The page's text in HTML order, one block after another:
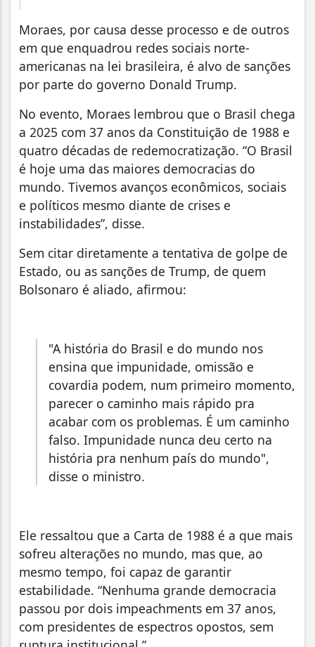
Moraes, por causa desse processo e de outros
em que enquadrou redes sociais norte-
americanas na lei brasileira, é alvo de sanções
por parte do governo Donald Trump.
No evento, Moraes lembrou que o Brasil chega
a 2025 com 37 anos da Constituição de 1988 e
quatro décadas de redemocratização. “O Brasil
é hoje uma das maiores democracias do
mundo. Tivemos avanços econômicos, sociais
e políticos mesmo diante de crises e
instabilidades”, disse.
Sem citar diretamente a tentativa de golpe de
Estado, ou as sanções de Trump, de quem
Bolsonaro é aliado, afirmou:
"A história do Brasil e do mundo nos
ensina que impunidade, omissão e
covardia podem, num primeiro momento,
parecer o caminho mais rápido pra
acabar com os problemas. É um caminho
falso. Impunidade nunca deu certo na
história pra nenhum país do mundo",
disse o ministro.
Ele ressaltou que a Carta de 1988 é a que mais
sofreu alterações no mundo, mas que, ao
mesmo tempo, foi capaz de garantir
estabilidade. “Nenhuma grande democracia
passou por dois impeachments em 37 anos,
com presidentes de espectros opostos, sem